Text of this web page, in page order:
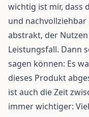
wichtig ist mir, dass
und
abstrakt, der
Leistungsfall. Dann
sagen können: Es
dieses Produkt
ist auch die Zeit
immer wichtiger: